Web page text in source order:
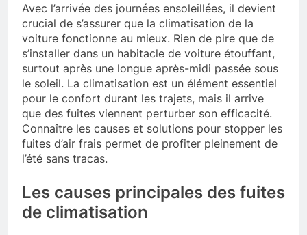
Avec l’arrivée des journées ensoleillées, il devient
crucial de s’assurer que la climatisation de la
voiture fonctionne au mieux. Rien de pire que de
s’installer dans un habitacle de voiture étouffant,
surtout après une longue après-midi passée sous
le soleil. La climatisation est un élément essentiel
pour le confort durant les trajets, mais il arrive
que des fuites viennent perturber son efficacité.
Connaître les causes et solutions pour stopper les
fuites d’air frais permet de profiter pleinement de
l’été sans tracas.
Les causes principales des fuites
de climatisation